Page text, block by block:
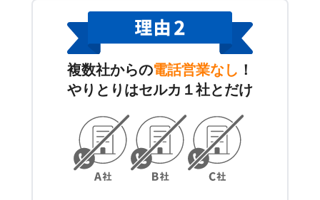
複数社からの電話営業なし ！
やりとりはセルカ１社とだけ